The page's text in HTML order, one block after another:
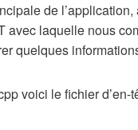
de
avec laquelle nous
quelques
voici le fichier d’en-